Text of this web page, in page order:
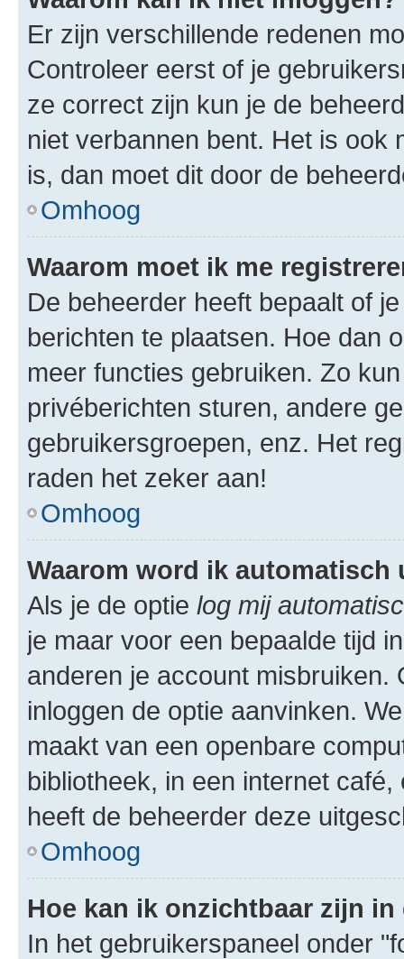
Er zijn verschillende redenen
Controleer eerst of je
ze correct zijn kun je de
niet verbannen bent. Het is ook
is, dan moet dit door de
Omhoog
Waarom moet ik me
De beheerder heeft bepaalt of
berichten te plaatsen. Hoe dan
meer functies gebruiken. Zo
privéberichten sturen, andere
gebruikersgroepen, enz. Het
raden het zeker aan!
Omhoog
Waarom word ik automatisch
Als je de optie log mij
je maar voor een bepaalde tijd
anderen je account misbruiken.
inloggen de optie aanvinken.
maakt van een openbare
bibliotheek, in een internet
heeft de beheerder deze
Omhoog
Hoe kan ik onzichtbaar zijn
In het gebruikerspaneel onder